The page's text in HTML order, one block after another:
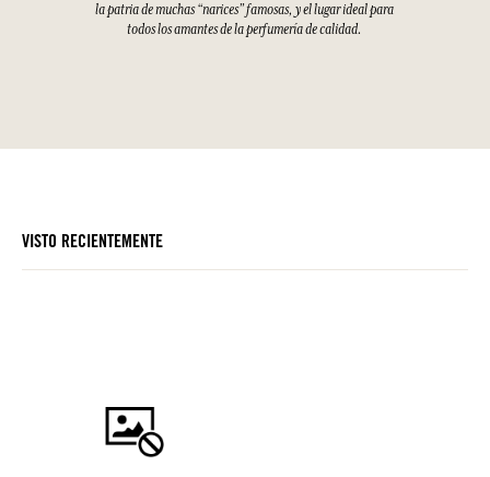
la patria de muchas “narices” famosas, y el lugar ideal para
todos los amantes de la perfumería de calidad.
VISTO RECIENTEMENTE